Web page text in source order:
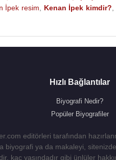
İpek resim Kenan İpek kimdir?
Hızlı Bağlantılar
Biyografi Nedir?
Popüler Biyografiler
editörleri tarafından
ya da makaleyi,
kaç yaşındadır gibi ünlüler